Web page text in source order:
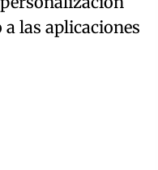
a las aplicaciones